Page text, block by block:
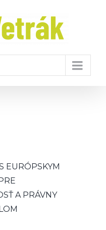
EURÓPSKYM
A PRÁVNY